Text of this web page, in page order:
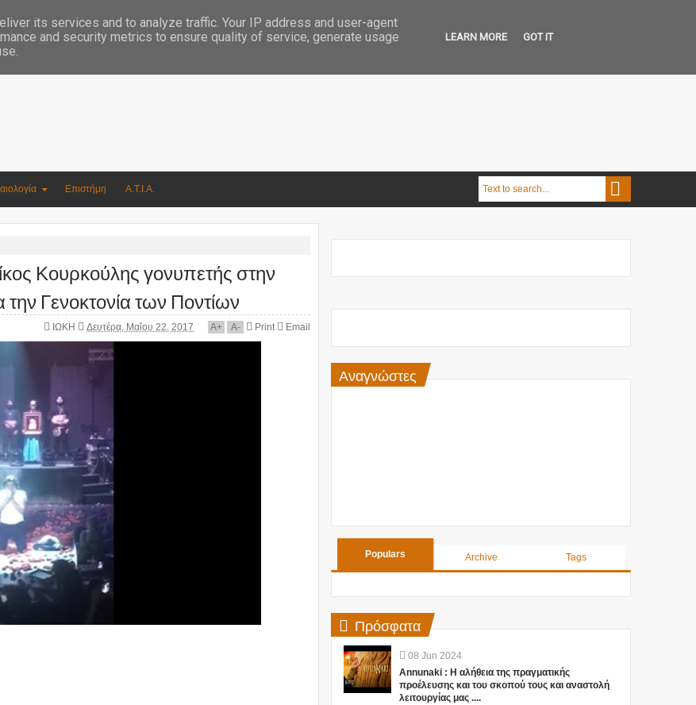
Επιστήμη Α.Τ.Ι.Α.
Κουρκούλης γονυπετής στην
την Γενοκτονία των Ποντίων
ΙΩΚΗ Δευτέρα, Μαΐου 22, 2017 A+ A- Print Email
Αναγνώστες
Populars Archive Tags
Πρόσφατα
08 Jun 2024
Annunaki : Η αλήθεια της πραγματικής
προέλευσης και του σκοπού τους και αναστολή
λειτουργίας μας ....
its services and to analyze traffic. Your IP address and user-agent
and security metrics to ensure quality of service, generate usage
LEARN MORE GOT IT